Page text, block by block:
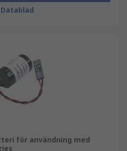
Datablad
för användning med